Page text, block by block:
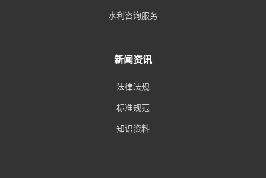
水利咨询服务
新闻资讯
法律法规
标准规范
知识资料